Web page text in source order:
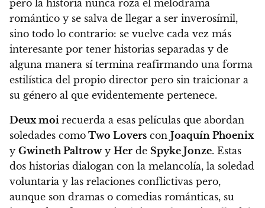
pero la historia nunca roza el melodrama
romántico y se salva de llegar a ser inverosímil,
sino todo lo contrario: se vuelve cada vez más
interesante por tener historias separadas y de
alguna manera sí termina reafirmando una forma
estilística del propio director pero sin traicionar a
su género al que evidentemente pertenece.
Deux moi recuerda a esas películas que abordan
soledades como Two Lovers con Joaquín Phoenix
y Gwineth Paltrowy Her de Spyke Jonze. Estas
dos historias dialogan con la melancolía, la soledad
voluntaria y las relaciones conflictivas pero,
aunque son dramas o comedias románticas, su